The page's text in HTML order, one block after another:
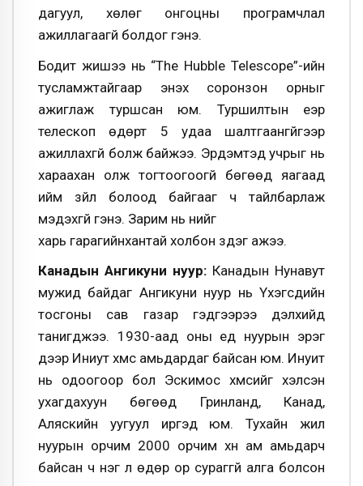
дагуул, хөлөг онгоцны програмчлал
ажиллагаагүй болдог гэнэ.
Бодит жишээ нь “The Hubble Telescope”-ийн
тусламжтайгаар энэхүү соронзон орныг
ажиглаж туршсан юм. Туршилтын үеэр
телескоп өдөрт 5 удаа шалтгаангүйгээр
ажиллахгүй болж байжээ. Эрдэмтэд учрыг нь
хараахан олж тогтоогоогүй бөгөөд яагаад
ийм зүйл болоод байгааг ч тайлбарлаж
мэдэхгүй гэнэ. Зарим нь үүнийг
харь гарагийнхантай холбон үздэг ажээ.
Канадын Ангикуни нуур: Канадын Нунавут
мужид байдаг Ангикуни нуур нь Үхэгсдийн
тосгоны сав газар гэдгээрээ дэлхийд
танигджээ. 1930-аад оны үед нуурын эрэг
дээр Иниут хүмүүс амьдардаг байсан юм. Инуит
нь одоогоор бол Эскимос хүмүүсийг хэлсэн
ухагдахуун бөгөөд Гринланд, Канад,
Аляскийн уугуул иргэд юм. Тухайн жил
нуурын орчим 2000 орчим хүн ам амьдарч
байсан ч нэг л өдөр ор сураггүй алга болсон